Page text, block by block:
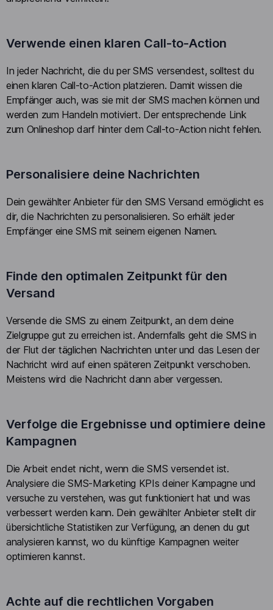
Verwende einen klaren Call-to-Action
In jeder Nachricht, die du per SMS versendest, solltest du
einen klaren Call-to-Action platzieren. Damit wissen die
Empfänger auch, was sie mit der SMS machen können und
werden zum Handeln motiviert. Der entsprechende Link
zum Onlineshop darf hinter dem Call-to-Action nicht fehlen.
Personalisiere deine Nachrichten
Dein gewählter Anbieter für den SMS Versand ermöglicht es
dir, die Nachrichten zu personalisieren. So erhält jeder
Empfänger eine SMS mit seinem eigenen Namen.
Finde den optimalen Zeitpunkt für den
Versand
Versende die SMS zu einem Zeitpunkt, an dem deine
Zielgruppe gut zu erreichen ist. Andernfalls geht die SMS in
der Flut der täglichen Nachrichten unter und das Lesen der
Nachricht wird auf einen späteren Zeitpunkt verschoben.
Meistens wird die Nachricht dann aber vergessen.
Verfolge die Ergebnisse und optimiere deine
Kampagnen
Die Arbeit endet nicht, wenn die SMS versendet ist.
Analysiere die SMS-Marketing KPIs deiner Kampagne und
versuche zu verstehen, was gut funktioniert hat und was
verbessert werden kann. Dein gewählter Anbieter stellt dir
übersichtliche Statistiken zur Verfügung, an denen du gut
analysieren kannst, wo du künftige Kampagnen weiter
optimieren kannst.
Achte auf die rechtlichen Vorgaben